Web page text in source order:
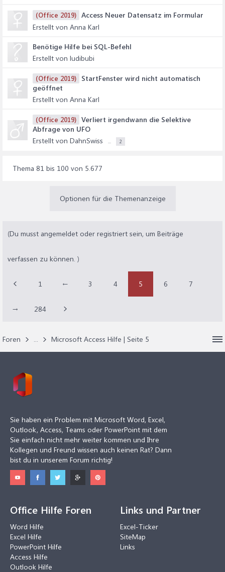
(Office 2019) Access Neuer Datensatz im Formular
Erstellt von Anna Karl
Benötige Hilfe bei SQL-Befehl
Erstellt von ludibubi
(Office 2019)
StartFenster wird nicht automatisch
geöffnet
Erstellt von Anna Karl
(Office 2019) Verliert irgendwann die Selektive
Abfrage von UFO
Erstellt von DahnSwiss
2
Thema 81 bis 100 von 5.677
Optionen für die Themenanzeige
(Du musst angemeldet oder registriert sein, um Beiträge
verfassen zu können. )
1 ← 3 4 5 6 7
→ 284
Foren ... Microsoft Access Hilfe | Seite 5
Sie haben ein Problem mit Microsoft Word, Excel,
Outlook, Access, Teams oder PowerPoint mit dem
Sie einfach nicht mehr weiter kommen und Ihre
Kollegen und Freund wissen auch keinen Rat? Dann
bist du in unserem Forum richtig!
Office Hilfe Foren
Word Hilfe
Excel Hilfe
PowerPoint Hilfe
Access Hilfe
Outlook Hilfe
Links und Partner
Excel-Ticker
SiteMap
Links